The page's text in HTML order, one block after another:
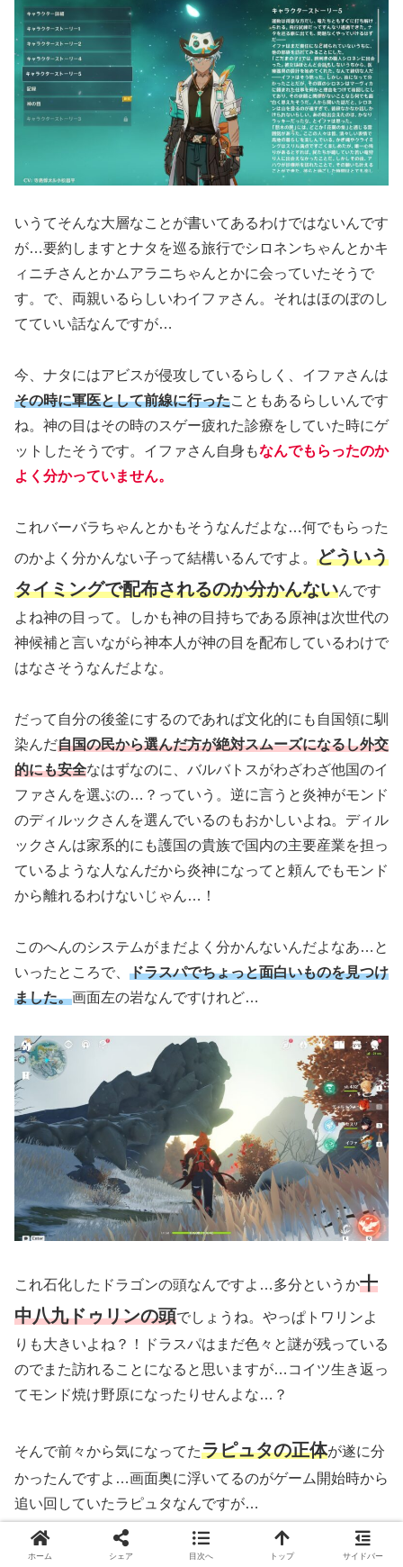
いうてそんな大層なことが書いてあるわけではないんです
が…要約しますとナタを巡る旅行でシロネンちゃんとかキ
ィニチさんとかムアラニちゃんとかに会っていたそうで
す。で、両親いるらしいわイファさん。それはほのぼのし
てていい話なんですが…
今、ナタにはアビスが侵攻しているらしく、イファさんは
その時に軍医として前線に行ったこともあるらしいんです
ね。神の目はその時のスゲー疲れた診療をしていた時にゲ
ットしたそうです。イファさん自身もなんでもらったのか
よく分かっていません。
これバーバラちゃんとかもそうなんだよな…何でもらった
のかよく分かんない子って結構いるんですよ。 どういう
タイミングで配布されるのか分かんないんです
よね神の目って。しかも神の目持ちである原神は次世代の
神候補と言いながら神本人が神の目を配布しているわけで
はなさそうなんだよな。
だって自分の後釜にするのであれば文化的にも自国領に馴
染んだ自国の民から選んだ方が絶対スムーズになるし外交
的にも安全なはずなのに、バルバトスがわざわざ他国のイ
ファさんを選ぶの…？っていう。逆に言うと炎神がモンド
のディルックさんを選んでいるのもおかしいよね。ディル
ックさんは家系的にも護国の貴族で国内の主要産業を担っ
ているような人なんだから炎神になってと頼んでもモンド
から離れるわけないじゃん…！
このへんのシステムがまだよく分かんないんだよなあ…と
いったところで、 ドラスパでちょっと面白いものを見つけ
ました。画面左の岩なんですけれど…
これ石化したドラゴンの頭なんですよ…多分というか十
中八九ドゥリンの頭でしょうね。やっぱトワリンよ
りも大きいよね？！ドラスパはまだ色々と謎が残っている
のでまた訪れることになると思いますが…コイツ生き返っ
てモンド焼け野原になったりせんよな…？
そんで前々から気になってたラピュタの正体が遂に分
かったんですよ…画面奥に浮いてるのがゲーム開始時から
追い回していたラピュタなんですが…
ホーム シェア 目次へ トップ サイドバー